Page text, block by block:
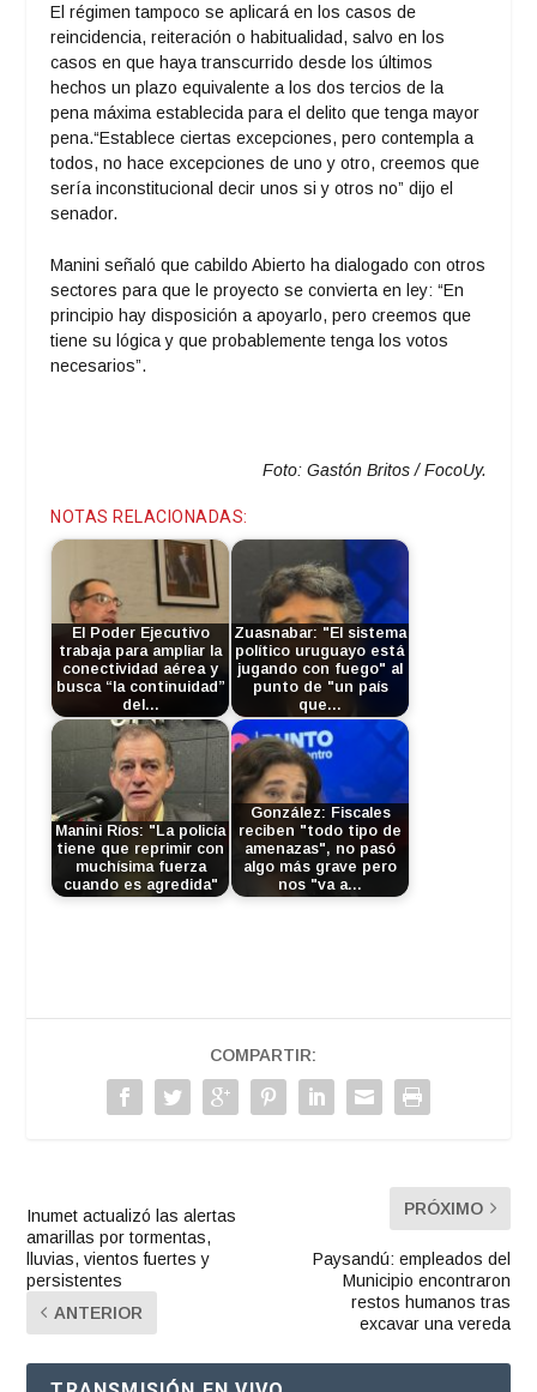
El régimen tampoco se aplicará en los casos de
reincidencia, reiteración o habitualidad, salvo en los
casos en que haya transcurrido desde los últimos
hechos un plazo equivalente a los dos tercios de la
pena máxima establecida para el delito que tenga mayor
pena.“Establece ciertas excepciones, pero contempla a
todos, no hace excepciones de uno y otro, creemos que
sería inconstitucional decir unos si y otros no” dijo el
senador.
Manini señaló que cabildo Abierto ha dialogado con otros
sectores para que le proyecto se convierta en ley: “En
principio hay disposición a apoyarlo, pero creemos que
tiene su lógica y que probablemente tenga los votos
necesarios”.
Foto: Gastón Britos / FocoUy.
NOTAS RELACIONADAS:
El Poder Ejecutivo
trabaja para ampliar la
conectividad aérea y
busca “la continuidad”
del…
Zuasnabar: "El sistema
político uruguayo está
jugando con fuego" al
punto de "un país
que…
Manini Ríos: "La policía
tiene que reprimir con
muchísima fuerza
cuando es agredida"
González: Fiscales
reciben "todo tipo de
amenazas", no pasó
algo más grave pero
nos "va a…
COMPARTIR:
Inumet actualizó las alertas
amarillas por tormentas,
lluvias, vientos fuertes y
persistentes
ANTERIOR
PRÓXIMO
Paysandú: empleados del
Municipio encontraron
restos humanos tras
excavar una vereda